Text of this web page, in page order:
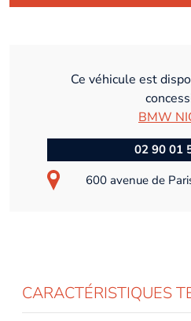
Ce véhicule est
BMW
02 90 01
600 avenue de
CARACTÉRISTIQUES